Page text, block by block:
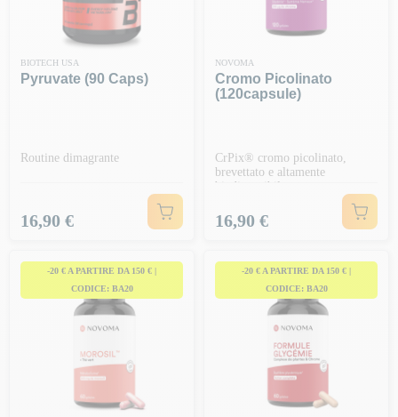
BIOTECH USA
Pyruvate (90 Caps)
Routine dimagrante
Prezzo
16,90 €
NOVOMA
Cromo Picolinato
(120capsule)
CrPix® cromo picolinato,
brevettato e altamente
biodisponibile
Prezzo
16,90 €
-20 € A PARTIRE DA 150 € |
CODICE: BA20
-20 € A PARTIRE DA 150 € |
CODICE: BA20